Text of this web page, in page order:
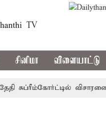
TV
சினிமா விளையாட்டு
விசாரணை